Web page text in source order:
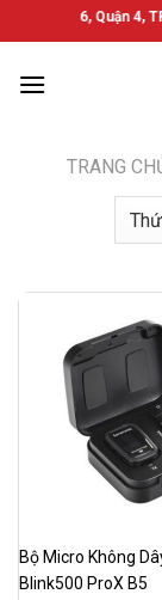
qua
nội
6, Quận 4, TP.
TRANG
Bộ Micro Không
Blink500 ProX B5